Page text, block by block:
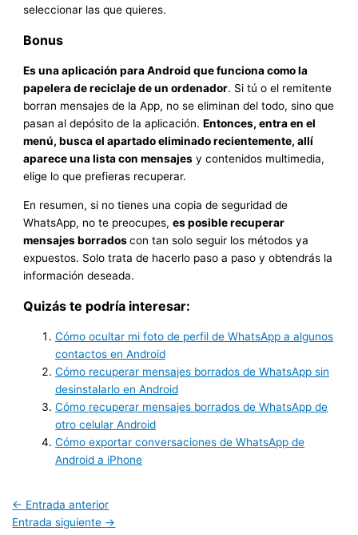
seleccionar las que quieres.
Bonus
Es una aplicación para Android que funciona como la
papelera de reciclaje de un ordenador. Si tú o el remitente
borran mensajes de la App, no se eliminan del todo, sino que
pasan al depósito de la aplicación.Entonces, entra en el
menú, busca el apartado eliminado recientemente, allí
aparece una lista con mensajes y contenidos multimedia,
elige lo que prefieras recuperar.
En resumen, si no tienes una copia de seguridad de
WhatsApp, no te preocupes,es posible recuperar
mensajes borradoscon tan solo seguir los métodos ya
expuestos. Solo trata de hacerlo paso a paso y obtendrás la
información deseada.
Quizás te podría interesar:
Cómo ocultar mi foto de perfil de WhatsApp a algunos
contactos en Android
Cómo recuperar mensajes borrados de WhatsApp sin
desinstalarlo en Android
Cómo recuperar mensajes borrados de WhatsApp de
otro celular Android
Cómo exportar conversaciones de WhatsApp de
Android a iPhone
← Entrada anterior
Entrada siguiente →